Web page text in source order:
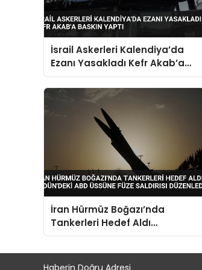
İsrail Askerleri Kalendiya’da
Ezanı Yasakladı Kefr Akab’a
Baskın Yaptı
İran Hürmüz Boğazı’nda
Tankerleri Hedef Aldı
Ürdün’deki ABD Üssüne Füze